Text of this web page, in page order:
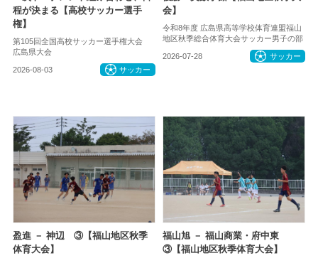
程が決まる【高校サッカー選手
権】
第105回全国高校サッカー選手権大会
広島県大会
2026-08-03 サッカー
会】
令和8年度 広島県高等学校体育連盟福山
地区秋季総合体育大会サッカー男子の部
2026-07-28 サッカー
盈進 － 神辺 ③【福山地区秋季
体育大会】
福山旭 － 福山商業・府中東
③【福山地区秋季体育大会】